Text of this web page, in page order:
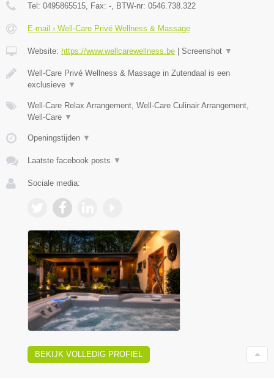
Tel: 0495865515 , Fax: - , BTW-nr: 0546.738.322
E-mail › Well-Care Privé Wellness & Massage
Website: https://www.wellcarewellness.be | Screenshot ▼
Well-Care Privé Wellness & Massage in Zutendaal is een
exclusieve ▼
Well-Care Relax Arrangement, Well-Care Culinair Arrangement,
Well-Care ▼
Openingstijden ▼
Laatste facebook posts ▼
Sociale media:
BEKIJK VOLLEDIG PROFIEL